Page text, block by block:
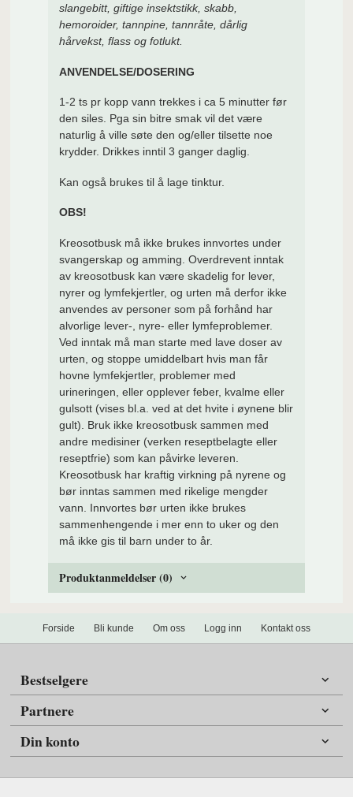
slangebitt, giftige insektstikk, skabb,
hemoroider, tannpine, tannråte, dårlig
hårvekst, flass og fotlukt.
ANVENDELSE/DOSERING
1-2 ts pr kopp vann trekkes i ca 5 minutter før
den siles. Pga sin bitre smak vil det være
naturlig å ville søte den og/eller tilsette noe
krydder. Drikkes inntil 3 ganger daglig.
Kan også brukes til å lage tinktur.
OBS!
Kreosotbusk må ikke brukes innvortes under
svangerskap og amming. Overdrevent inntak
av kreosotbusk kan være skadelig for lever,
nyrer og lymfekjertler, og urten må derfor ikke
anvendes av personer som på forhånd har
alvorlige lever-, nyre- eller lymfeproblemer.
Ved inntak må man starte med lave doser av
urten, og stoppe umiddelbart hvis man får
hovne lymfekjertler, problemer med
urineringen, eller opplever feber, kvalme eller
gulsott (vises bl.a. ved at det hvite i øynene blir
gult). Bruk ikke kreosotbusk sammen med
andre medisiner (verken reseptbelagte eller
reseptfrie) som kan påvirke leveren.
Kreosotbusk har kraftig virkning på nyrene og
bør inntas sammen med rikelige mengder
vann. Innvortes bør urten ikke brukes
sammenhengende i mer enn to uker og den
må ikke gis til barn under to år.
Produktanmeldelser (0)
Forside Bli kunde Om oss Logg inn Kontakt oss
Bestselgere
Partnere
Din konto